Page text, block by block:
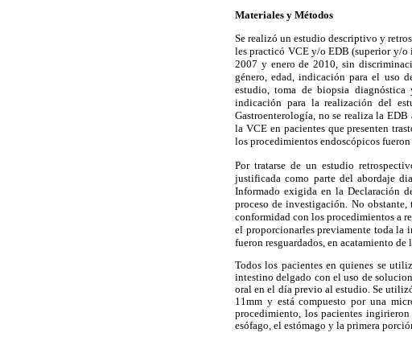
Materiales y Métodos
Se realizó un estudio descriptivo y
les practicó VCE y/o EDB (superior y/o
2007 y enero de 2010, sin
género, edad, indicación para el uso
estudio, toma de biopsia
indicación para la realización del
Gastroenterología, no se realiza la
la VCE en pacientes que presenten
los procedimientos endoscópicos
Por tratarse de un estudio
justificada como parte del abordaje
Informado exigida en la Declaración
proceso de investigación. No
conformidad con los procedimientos a
el proporcionarles previamente toda la
fueron resguardados, en acatamiento
Todos los pacientes en quienes se
intestino delgado con el uso de
oral en el día previo al estudio. Se
11mm y está compuesto por una
procedimiento, los pacientes
esófago, el estómago y la primera